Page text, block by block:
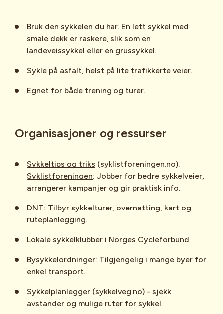
Bruk den sykkelen du har. En lett sykkel med
smale dekk er raskere, slik som en
landeveissykkel eller en grussykkel.
Sykle på asfalt, helst på lite trafikkerte veier.
Egnet for både trening og turer.
Organisasjoner og ressurser
Sykkeltips og triks (syklistforeningen.no).
Syklistforeningen: Jobber for bedre sykkelveier,
arrangerer kampanjer og gir praktisk info.
DNT: Tilbyr sykkelturer, overnatting, kart og
ruteplanlegging.
Lokale sykkelklubber i Norges Cycleforbund
Bysykkelordninger: Tilgjengelig i mange byer for
enkel transport.
Sykkelplanlegger (sykkelveg.no) - sjekk
avstander og mulige ruter for sykkel